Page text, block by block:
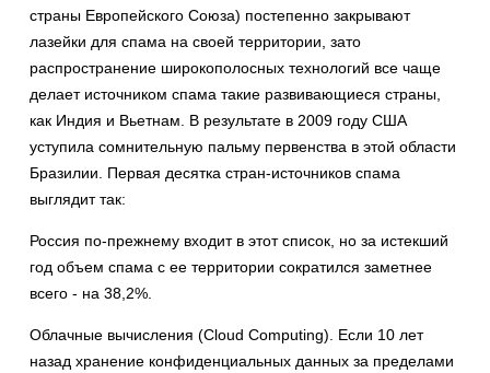
страны Европейского Союза) постепенно закрывают
лазейки для спама на своей территории, зато
распространение широкополосных технологий все чаще
делает источником спама такие развивающиеся страны,
как Индия и Вьетнам. В результате в 2009 году США
уступила сомнительную пальму первенства в этой области
Бразилии. Первая десятка стран-источников спама
выглядит так:
Россия по-прежнему входит в этот список, но за истекший
год объем спама с ее территории сократился заметнее
всего - на 38,2%.
Облачные вычисления (Cloud Computing). Если 10 лет
назад хранение конфиденциальных данных за пределами